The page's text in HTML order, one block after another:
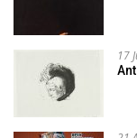
17